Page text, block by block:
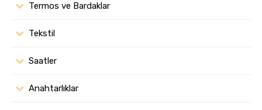
Termos ve Bardaklar
Tekstil
Saatler
Anahtarlıklar